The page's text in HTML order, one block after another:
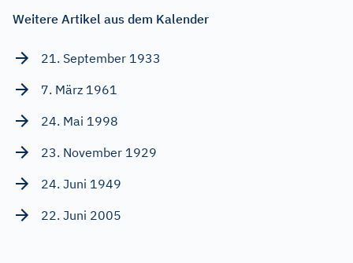
Weitere Artikel aus dem Kalender
21. September 1933
7. März 1961
24. Mai 1998
23. November 1929
24. Juni 1949
22. Juni 2005